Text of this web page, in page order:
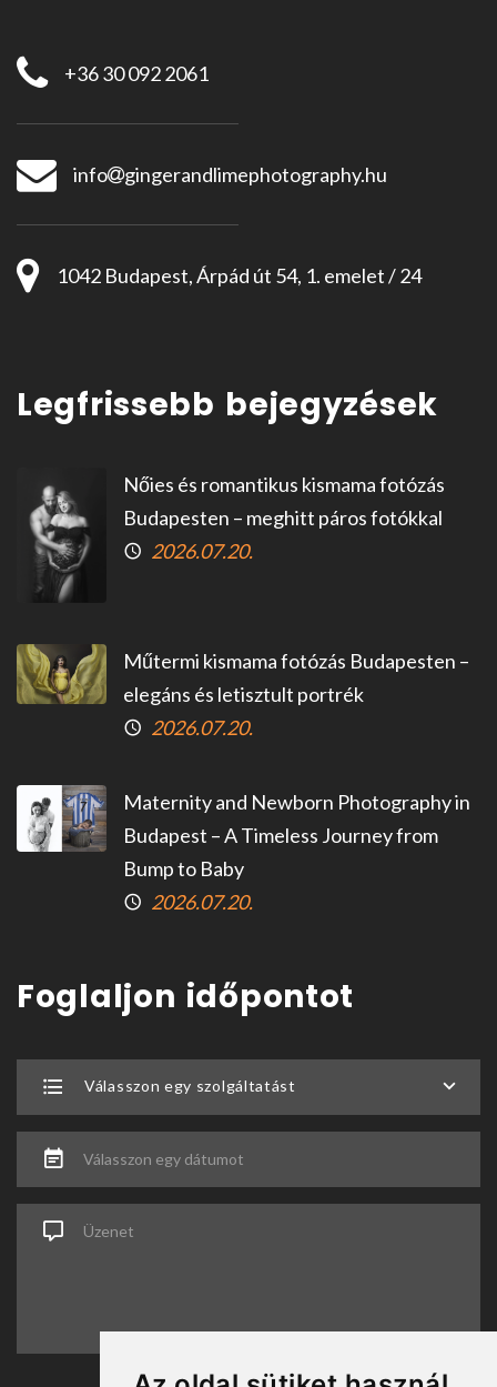
+36 30 092 2061
info gingerandlimephotography.hu
1042 Budapest, Árpád út 54, 1. emelet / 24
Legfrissebb bejegyzések
Nőies és romantikus kismama fotózás
Budapesten – meghitt páros fotókkal
2026.07.20.
Műtermi kismama fotózás Budapesten –
elegáns és letisztult portrék
2026.07.20.
Maternity and Newborn Photography in
Budapest – A Timeless Journey from
Bump to Baby
2026.07.20.
Foglaljon időpontot
Válasszon egy szolgáltatást
Válasszon egy dátumot
Üzenet